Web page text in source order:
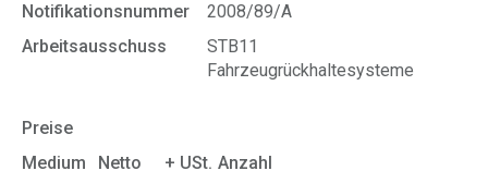
Notifikationsnummer
2008/89/A
Arbeitsausschuss
STB11
Fahrzeugrückhaltesysteme
Preise
Medium
Netto + USt. Anzahl